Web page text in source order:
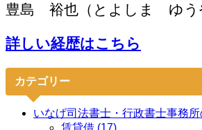
豊島 裕也（とよしま ゆう
詳しい経歴はこちら
カテゴリー
いなげ司法書士・行政書士事務
賃貸借 (17)